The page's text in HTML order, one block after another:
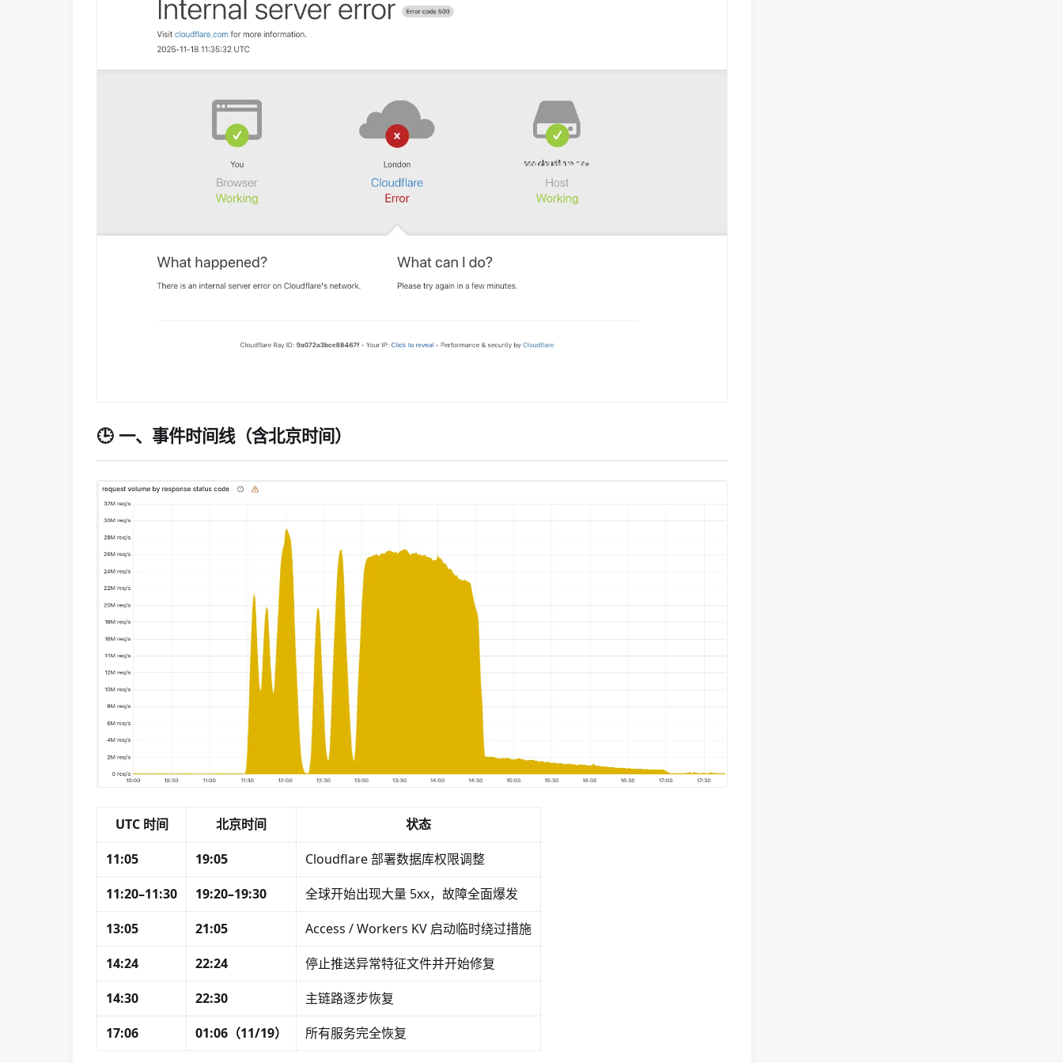
🕒 一、事件时间线（含北京时间）
UTC 时间 北京时间
状态
11:05
19:05
Cloudflare 部署数据库权限调整
11:20–11:30
19:20–19:30
全球开始出现大量 5xx，故障全面爆发
13:05
21:05
Access / Workers KV 启动临时绕过措施
14:24
22:24
停止推送异常特征文件并开始修复
14:30
22:30
主链路逐步恢复
17:06
01:06（11/19） 所有服务完全恢复